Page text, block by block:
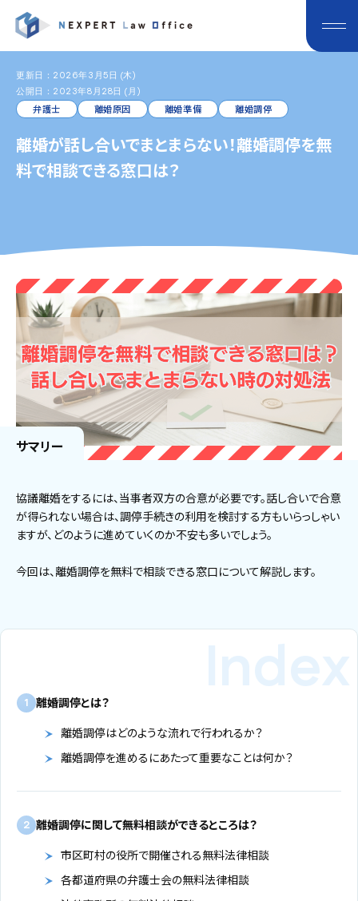
更新日：2026年3月5日 (木)
公開日：2023年8月28日 (月)
弁護士
離婚原因 離婚準備 離婚調停
離婚が話し合いでまとまらない！離婚調停を無
料で相談できる窓口は？
サマリー
協議離婚をするには、当事者双方の合意が必要です。話し合いで合意
が得られない場合は、調停手続きの利用を検討する方もいらっしゃい
ますが、どのように進めていくのか不安も多いでしょう。
今回は、離婚調停を無料で相談できる窓口について解説します。
1 離婚調停とは？
離婚調停はどのような流れで行われるか？
離婚調停を進めるにあたって重要なことは何か？
2 離婚調停に関して無料相談ができるところは？
市区町村の役所で開催される無料法律相談
各都道府県の弁護士会の無料法律相談